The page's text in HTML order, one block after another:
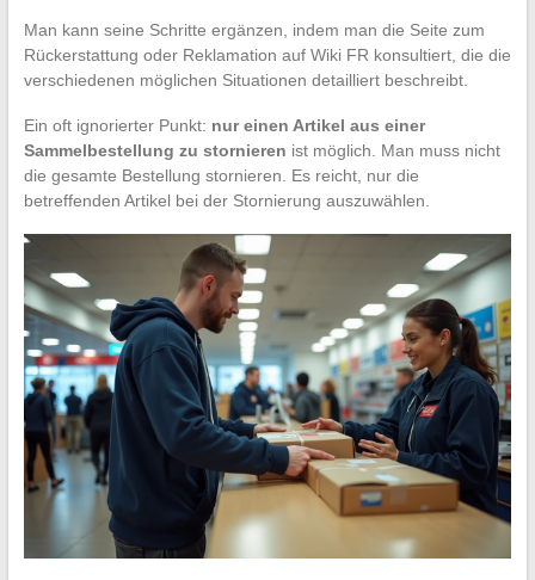
Man kann seine Schritte ergänzen, indem man die Seite zum
Rückerstattung oder Reklamation auf Wiki FR konsultiert, die die
verschiedenen möglichen Situationen detailliert beschreibt.
Ein oft ignorierter Punkt: nur einen Artikel aus einer
Sammelbestellung zu stornieren ist möglich. Man muss nicht
die gesamte Bestellung stornieren. Es reicht, nur die
betreffenden Artikel bei der Stornierung auszuwählen.